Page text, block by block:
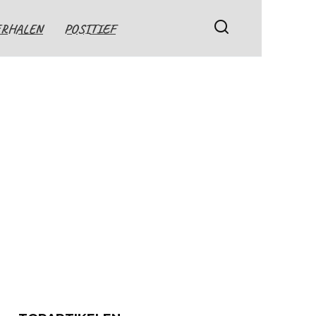
POSITIEF